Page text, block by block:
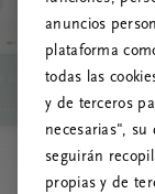
anuncios
plataforma
todas las
y de terceros
necesarias", su
seguirán
propias y de